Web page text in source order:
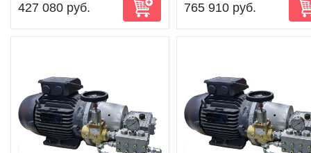
427 080 руб. 765 910 руб.